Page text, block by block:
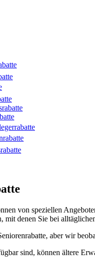
von speziellen
mit denen Sie bei
aber wir
sind, können ältere